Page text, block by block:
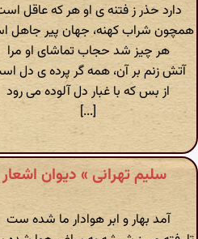
دارد حذر ز فتنه ی او هر که عاقل
همچون شراب کهنه، جهان پیر جاهل
هر چیز شد حجاب تماشای او مرا
آتش زنم بر آن، همه گر پرده ی دل
از بس که با غبار دل آلوده می رود
[...]
سلیم تهرانی » دیوان اشعار
آمد بهار و ابر هوادار ما شده ست